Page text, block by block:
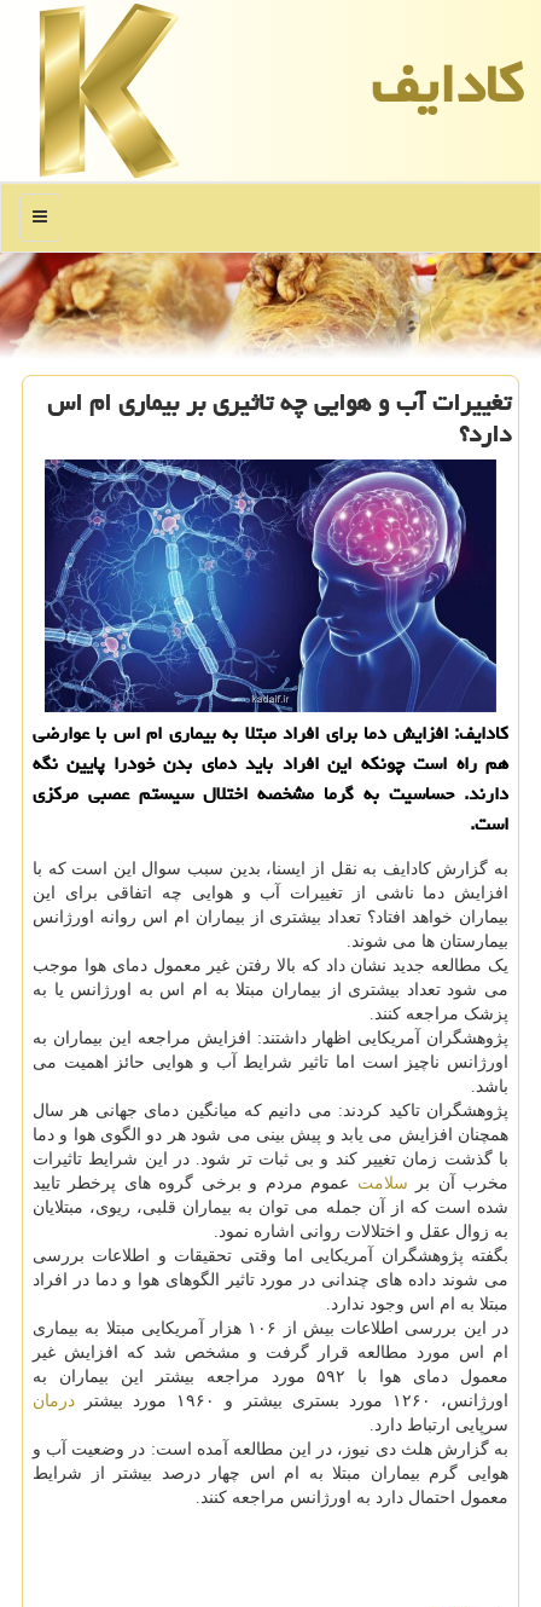
كادایف
منو
تغییرات آب و هوایی چه تاثیری بر بیماری ام اس
دارد؟
کادایف: افزایش دما برای افراد مبتلا به بیماری ام اس با عوارضی
هم راه است چونکه این افراد باید دمای بدن خودرا پایین نگه
دارند. حساسیت به گرما مشخصه اختلال سیستم عصبی مرکزی
است.
به گزارش کادایف به نقل از ایسنا، بدین سبب سوال این است که با
افزایش دما ناشی از تغییرات آب و هوایی چه اتفاقی برای این
بیماران خواهد افتاد؟ تعداد بیشتری از بیماران ام اس روانه اورژانس
بیمارستان ها می شوند.
یک مطالعه جدید نشان داد که بالا رفتن غیر معمول دمای هوا موجب
می شود تعداد بیشتری از بیماران مبتلا به ام اس به اورژانس یا به
پزشک مراجعه کنند.
پژوهشگران آمریکایی اظهار داشتند: افزایش مراجعه این بیماران به
اورژانس ناچیز است اما تاثیر شرایط آب و هوایی حائز اهمیت می
باشد.
پژوهشگران تاکید کردند: می دانیم که میانگین دمای جهانی هر سال
همچنان افزایش می یابد و پیش بینی می شود هر دو الگوی هوا و دما
با گذشت زمان تغییر کند و بی ثبات تر شود. در این شرایط تاثیرات
مخرب آن بر سلامت عموم مردم و برخی گروه های پرخطر تایید
شده است که از آن جمله می توان به بیماران قلبی، ریوی، مبتلایان
به زوال عقل و اختلالات روانی اشاره نمود.
بگفته پژوهشگران آمریکایی اما وقتی تحقیقات و اطلاعات بررسی
می شوند داده های چندانی در مورد تاثیر الگوهای هوا و دما در افراد
مبتلا به ام اس وجود ندارد.
در این بررسی اطلاعات بیش از ۱۰۶ هزار آمریکایی مبتلا به بیماری
ام اس مورد مطالعه قرار گرفت و مشخص شد که افزایش غیر
معمول دمای هوا با ۵۹۲ مورد مراجعه بیشتر این بیماران به
اورژانس، ۱۲۶۰ مورد بستری بیشتر و ۱۹۶۰ مورد بیشتر
درمان
سرپایی ارتباط دارد.
به گزارش هلث دی نیوز، در این مطالعه آمده است: در وضعیت آب و
هوایی گرم بیماران مبتلا به ام اس چهار درصد بیشتر از شرایط
معمول احتمال دارد به اورژانس مراجعه کنند.